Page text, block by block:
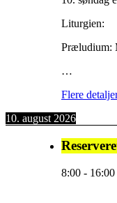
Liturgien:
Præludium:
…
Flere
10. august 2026
8:00 - 16:00